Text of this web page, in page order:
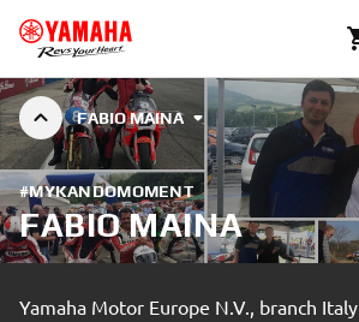
FABIO MAINA
#MYKANDOMOMENT
FABIO MAINA
Yamaha Motor Europe N.V., branch Italy